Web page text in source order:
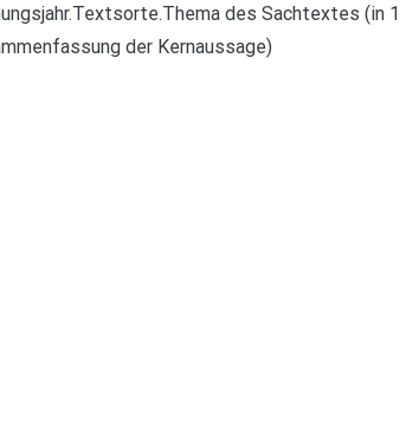
des Sachtextes (in 1
der Kernaussage)